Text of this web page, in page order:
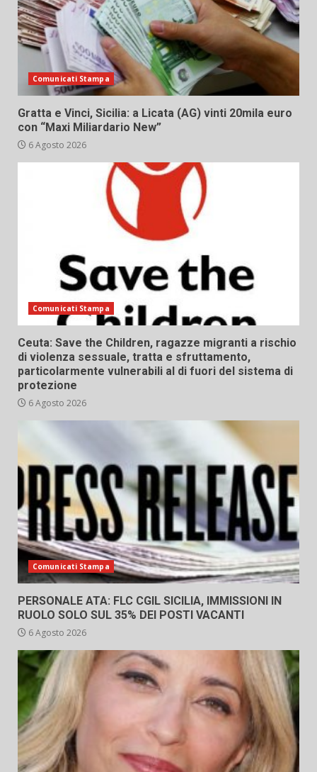
Comunicati Stampa
Gratta e Vinci, Sicilia: a Licata (AG) vinti 20mila euro
con “Maxi Miliardario New”
6 Agosto 2026
Comunicati Stampa
Ceuta: Save the Children, ragazze migranti a rischio
di violenza sessuale, tratta e sfruttamento,
particolarmente vulnerabili al di fuori del sistema di
protezione
6 Agosto 2026
Comunicati Stampa
PERSONALE ATA: FLC CGIL SICILIA, IMMISSIONI IN
RUOLO SOLO SUL 35% DEI POSTI VACANTI
6 Agosto 2026